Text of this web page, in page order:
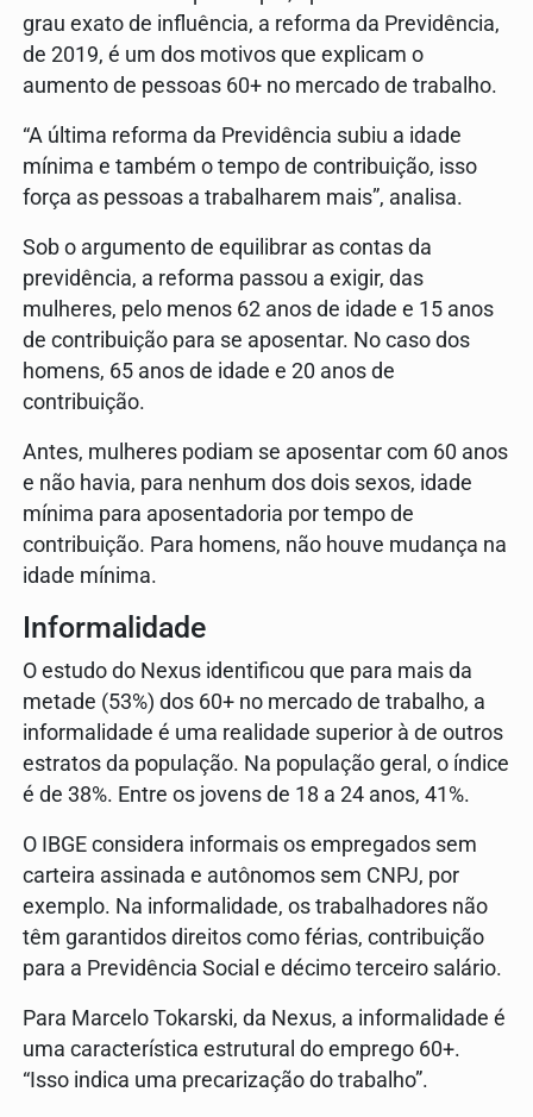
grau exato de influência, a reforma da Previdência,
de 2019, é um dos motivos que explicam o
aumento de pessoas 60+ no mercado de trabalho.
“A última reforma da Previdência subiu a idade
mínima e também o tempo de contribuição, isso
força as pessoas a trabalharem mais”, analisa.
Sob o argumento de equilibrar as contas da
previdência, a reforma passou a exigir, das
mulheres, pelo menos 62 anos de idade e 15 anos
de contribuição para se aposentar. No caso dos
homens, 65 anos de idade e 20 anos de
contribuição.
Antes, mulheres podiam se aposentar com 60 anos
e não havia, para nenhum dos dois sexos, idade
mínima para aposentadoria por tempo de
contribuição. Para homens, não houve mudança na
idade mínima.
Informalidade
O estudo do Nexus identificou que para mais da
metade (53%) dos 60+ no mercado de trabalho, a
informalidade é uma realidade superior à de outros
estratos da população. Na população geral, o índice
é de 38%. Entre os jovens de 18 a 24 anos, 41%.
O IBGE considera informais os empregados sem
carteira assinada e autônomos sem CNPJ, por
exemplo. Na informalidade, os trabalhadores não
têm garantidos direitos como férias, contribuição
para a Previdência Social e décimo terceiro salário.
Para Marcelo Tokarski, da Nexus, a informalidade é
uma característica estrutural do emprego 60+.
“Isso indica uma precarização do trabalho”.